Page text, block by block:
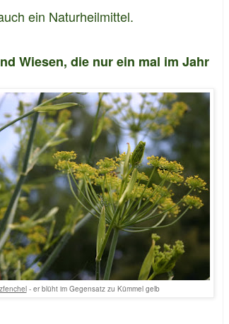
ein Naturheilmittel.
Wiesen, die nur ein mal im Jahr
- er blüht im Gegensatz zu Kümmel gelb